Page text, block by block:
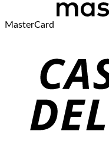
MasterCard